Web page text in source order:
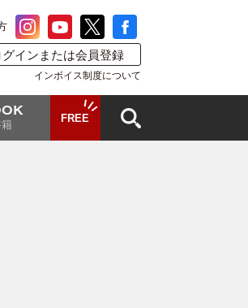
グインまたは会員登録
インボイス制度について
FREE